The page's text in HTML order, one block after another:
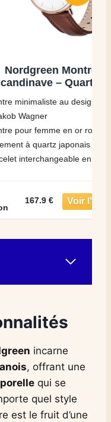
de Design
analogique,
Bracelet
à l’eau,
Native
scandinave conçue
de 32 mm avec
italien véritable
un cadran blanc
incarne
, offrant une
qui se
quel style
est le fruit d’une